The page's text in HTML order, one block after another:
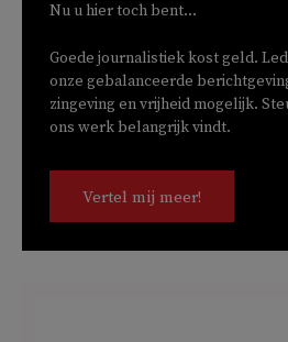
Nu u hier toch bent...
Goede journalistiek kost geld.
onze gebalanceerde
zingeving en vrijheid mogelijk.
ons werk belangrijk vindt.
Vertel mij meer!